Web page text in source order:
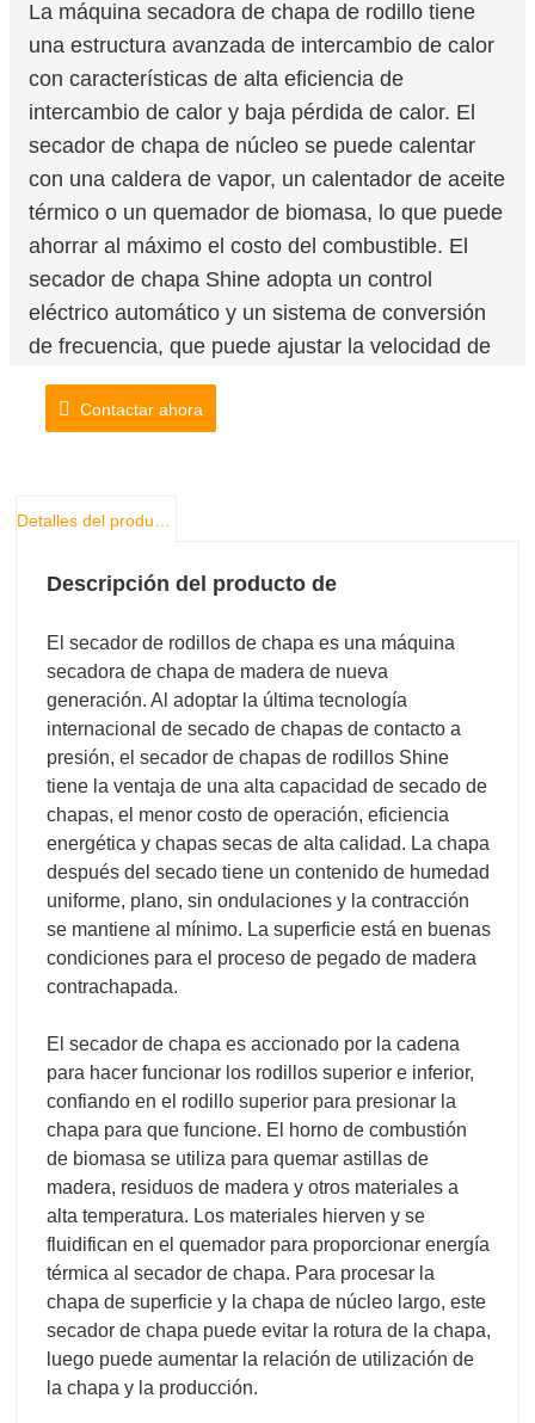
La máquina secadora de chapa de rodillo tiene
una estructura avanzada de intercambio de calor
con características de alta eficiencia de
intercambio de calor y baja pérdida de calor. El
secador de chapa de núcleo se puede calentar
con una caldera de vapor, un calentador de aceite
térmico o un quemador de biomasa, lo que puede
ahorrar al máximo el costo del combustible. El
secador de chapa Shine adopta un control
eléctrico automático y un sistema de conversión
de frecuencia, que puede ajustar la velocidad de
transmisión y la temperatura automáticamente de
acuerdo con el grosor de la chapa y el contenido
chapas y un sistema de recolección automático,
que también ahorra costos de mano de obra en
Contactar ahora
Detalles del producto
Descripción del producto de
El secador de rodillos de chapa es una máquina
secadora de chapa de madera de nueva
generación. Al adoptar la última tecnología
internacional de secado de chapas de contacto a
presión, el secador de chapas de rodillos Shine
tiene la ventaja de una alta capacidad de secado de
chapas, el menor costo de operación, eficiencia
energética y chapas secas de alta calidad. La chapa
después del secado tiene un contenido de humedad
uniforme, plano, sin ondulaciones y la contracción
se mantiene al mínimo. La superficie está en buenas
condiciones para el proceso de pegado de madera
contrachapada.
El secador de chapa es accionado por la cadena
para hacer funcionar los rodillos superior e inferior,
confiando en el rodillo superior para presionar la
chapa para que funcione. El horno de combustión
de biomasa se utiliza para quemar astillas de
madera, residuos de madera y otros materiales a
alta temperatura. Los materiales hierven y se
fluidifican en el quemador para proporcionar energía
térmica al secador de chapa. Para procesar la
chapa de superficie y la chapa de núcleo largo, este
secador de chapa puede evitar la rotura de la chapa,
luego puede aumentar la relación de utilización de
la chapa y la producción.